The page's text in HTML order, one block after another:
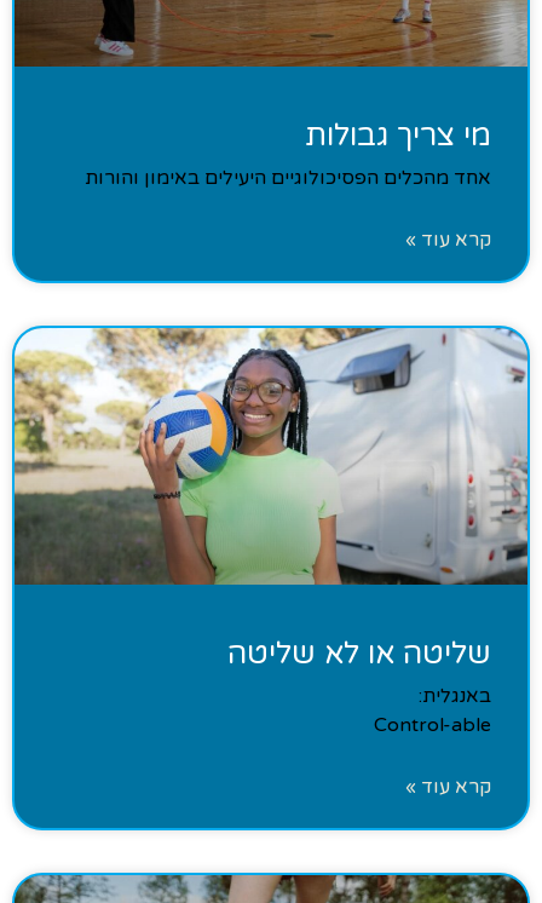
מי צריך גבולות
אחד מהכלים הפסיכולוגיים היעילים באימון והורות
קרא עוד »
שליטה או לא שליטה
באנגלית:
Control-able
קרא עוד »